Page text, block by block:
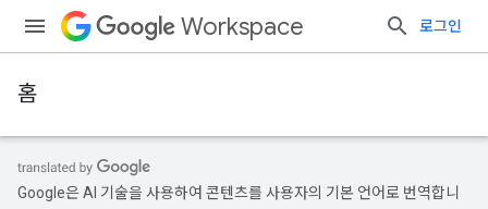
Workspace 로그인
홈
Google은 AI 기술을 사용하여 콘텐츠를 사용자의 기본 언어로 번역합니